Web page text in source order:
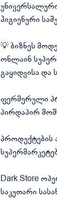
ჰიგიენური
💡 ბიზნეს
ონლაინ
გაყიდვისა და
ფერმერული
პირდაპირ
პროდუქტების
Dark Store
საკუთარი